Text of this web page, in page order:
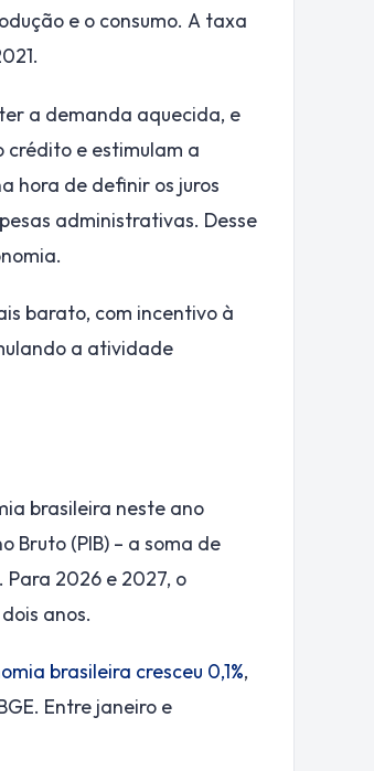
e o consumo. A taxa
a demanda aquecida, e
crédito e estimulam a
hora de definir os juros
administrativas. Desse
barato, com incentivo à
a atividade
brasileira neste ano
Bruto (PIB) – a soma de
Para 2026 e 2027, o
anos.
brasileira cresceu 0,1%,
Entre janeiro e